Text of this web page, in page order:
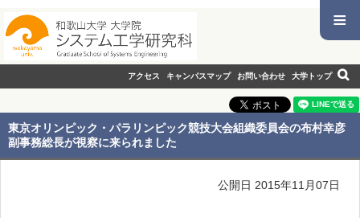
≡
アクセス キャンパスマップ お問い合わせ 大学トップ
東京オリンピック・パラリンピック競技大会組織委員会の布村幸彦
副事務総長が視察に来られました
公開日 2015年11月07日